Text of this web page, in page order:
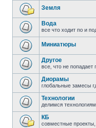
Земля
Вода
все что ходит по и
Миниатюры
Другое
все, что не
Диорамы
глобальные замесы
Технологии
делимся
КБ
совместные